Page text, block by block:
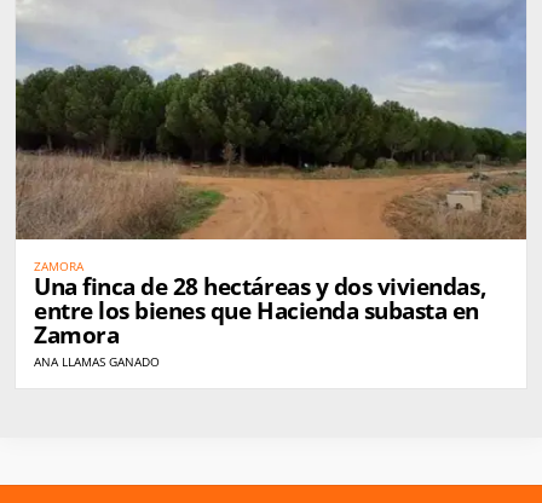
ZAMORA
Una finca de 28 hectáreas y dos viviendas,
entre los bienes que Hacienda subasta en
Zamora
ANA LLAMAS GANADO